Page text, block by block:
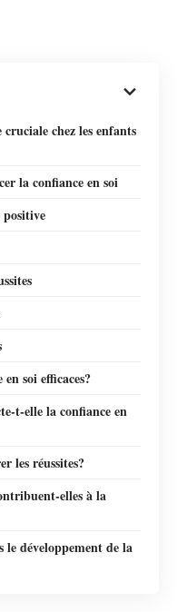
chez les enfants
la confiance en soi
soi efficaces?
t-elle la confiance en
les réussites?
elles à la
développement de la